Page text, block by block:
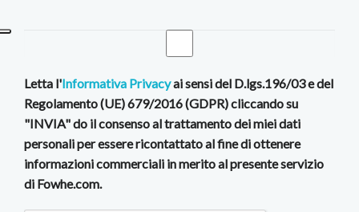
Letta l'Informativa Privacyai sensi del D.lgs.196/03 e del
Regolamento (UE) 679/2016 (GDPR) cliccando su
"INVIA" do il consenso al trattamento dei miei dati
personali per essere ricontattato al fine di ottenere
informazioni commerciali in merito al presente servizio
di Fowhe.com.